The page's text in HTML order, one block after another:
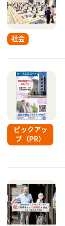
社会
ピックアッ
プ（PR）